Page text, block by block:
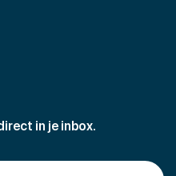
in je inbox.